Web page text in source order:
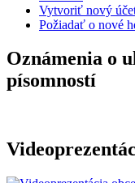
Vytvoriť nový
Požiadať o nové
Oznámenia o
písomností